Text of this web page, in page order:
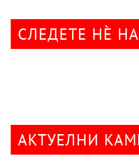
СЛЕДЕТЕ НÈ НА
АКТУЕЛНИ